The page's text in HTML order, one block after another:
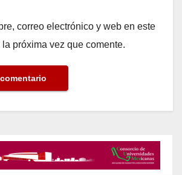
correo electrónico y web en este
próxima vez que comente.